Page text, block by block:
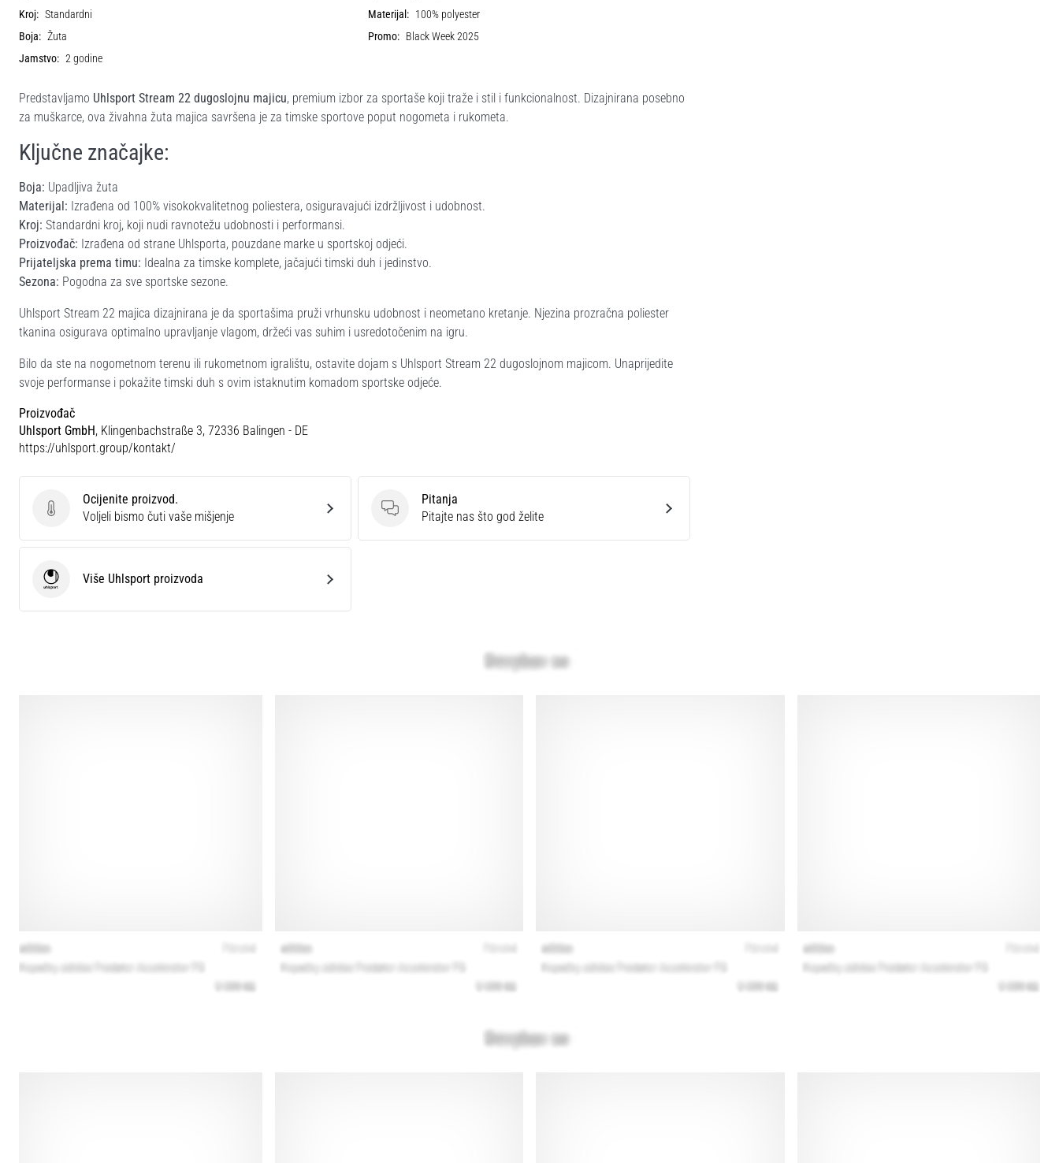
Kroj: Standardni Materijal: 100% polyester
Boja: Žuta Promo: Black Week 2025
Jamstvo: 2 godine
Predstavljamo Uhlsport Stream 22 dugoslojnu majicu, premium izbor za sportaše koji traže i stil i funkcionalnost. Dizajnirana posebno
za muškarce, ova živahna žuta majica savršena je za timske sportove poput nogometa i rukometa.
Ključne značajke:
Boja: Upadljiva žuta
Materijal: Izrađena od 100% visokokvalitetnog poliestera, osiguravajući izdržljivost i udobnost.
Kroj: Standardni kroj, koji nudi ravnotežu udobnosti i performansi.
Proizvođač: Izrađena od strane Uhlsporta, pouzdane marke u sportskoj odjeći.
Prijateljska prema timu: Idealna za timske komplete, jačajući timski duh i jedinstvo.
Sezona: Pogodna za sve sportske sezone.
Uhlsport Stream 22 majica dizajnirana je da sportašima pruži vrhunsku udobnost i neometano kretanje. Njezina prozračna poliester
tkanina osigurava optimalno upravljanje vlagom, držeći vas suhim i usredotočenim na igru.
Bilo da ste na nogometnom terenu ili rukometnom igralištu, ostavite dojam s Uhlsport Stream 22 dugoslojnom majicom. Unaprijedite
svoje performanse i pokažite timski duh s ovim istaknutim komadom sportske odjeće.
Proizvođač
Uhlsport GmbH, Klingenbachstraße 3, 72336 Balingen - DE
https://uhlsport.group/kontakt/
Ocijenite proizvod.
Ocijenite proizvod.
Voljeli bismo čuti vaše mišjenje
Pitanja
Pitanja
Pitajte nas što god želite
UhlsportViše Uhlsport proizvoda